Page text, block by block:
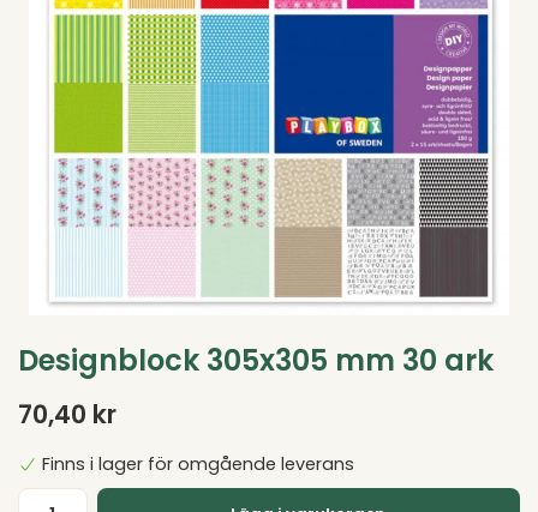
Designblock 305x305 mm 30 ark
70,40 kr
Finns i lager för omgående leverans